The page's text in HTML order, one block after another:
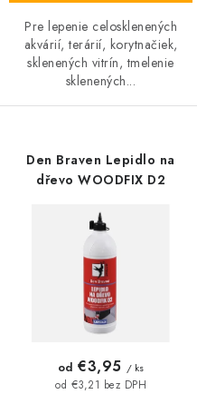
Pre lepenie celosklenených
akvárií, terárií, korytnačiek,
sklenených vitrín, tmelenie
sklenených...
Den Braven Lepidlo na
dřevo WOODFIX D2
od €3,21 bez DPH
od €3,95 / ks